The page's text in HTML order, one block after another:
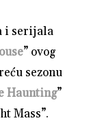
i serijala
” ovog
sezonu
Haunting”
Mass”.